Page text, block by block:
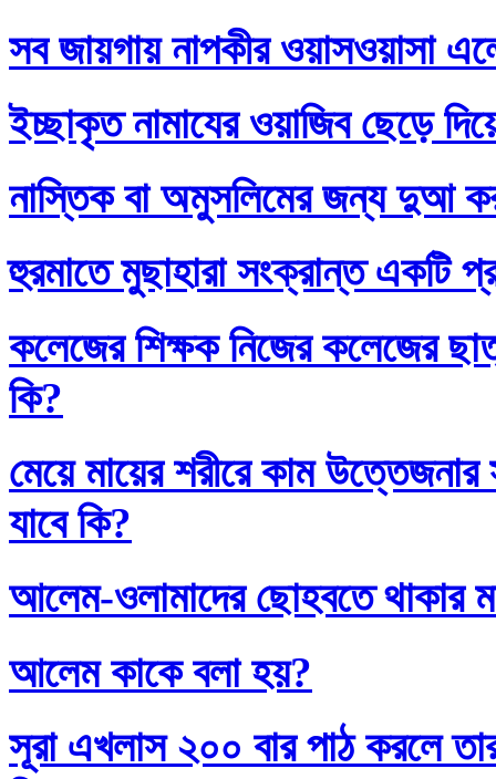
সব জায়গায় নাপকীর ওয়াসওয়াসা
ইচ্ছাকৃত নামাযের ওয়াজিব ছেড়ে
নাস্তিক বা অমুসলিমের জন্য দুআ
হুরমাতে মুছাহারা সংক্রান্ত একটি
কলেজের শিক্ষক নিজের কলেজের
কি?
মেয়ে মায়ের শরীরে কাম উত্তেজনার
যাবে কি?
আলেম-ওলামাদের ছোহবতে থাকার
আলেম কাকে বলা হয়?
সূরা এখলাস ২০০ বার পাঠ করলে